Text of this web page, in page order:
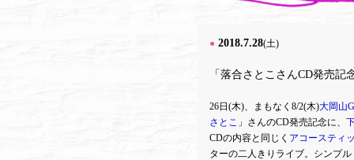
● 2018.7.28(土)
「落合さとこさんCD発売記
26日(木)、まもなく8/2(木)大岡山
さとこ 」さんのCD発売記念に、
CDの内容と同じく アコースティ
ターの二人きりライブ。シンプ